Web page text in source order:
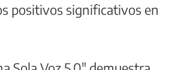
positivos significativos en